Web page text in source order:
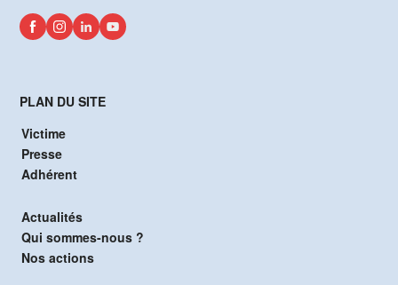
PLAN DU SITE
Victime
Presse
Adhérent
Actualités
Qui sommes-nous ?
Nos actions